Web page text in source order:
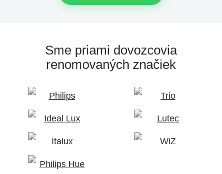
Sme priami dovozcovia
renomovaných značiek